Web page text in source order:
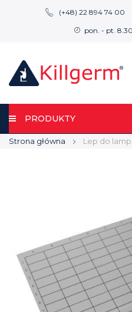
(+48) 22 894 74 00
pon. - pt.
PRODUKTY
Strona główna Lep do lamp